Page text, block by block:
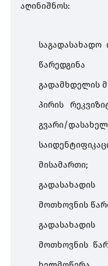
აღინიშნოს:
საგადასახადო
წარედგინა
გადამხდელის
პირის
გვარი/
მისამართი;
გადასახადის
მოთხოვნის
გადასახადის
მოთხოვნის